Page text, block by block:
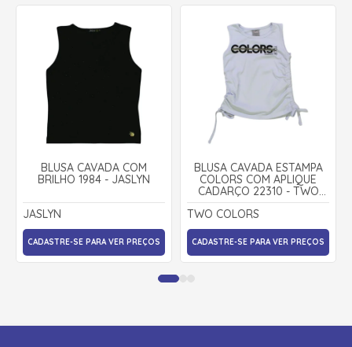
BLUSA CAVADA COM
BRILHO 1984 - JASLYN
JASLYN
CADASTRE-SE PARA VER PREÇOS
BLUSA CAVADA ESTAMPA
COLORS COM APLIQUE
CADARÇO 22310 - TWO
COLORS
TWO COLORS
CADASTRE-SE PARA VER PREÇOS